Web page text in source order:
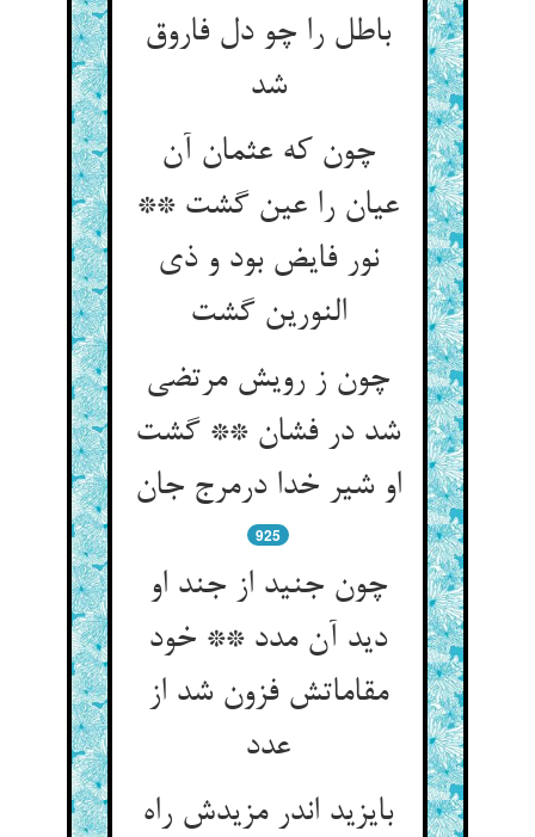
باطل را چو دل فاروق
شد
چون که عثمان آن
عیان را عین گشت **
نور فایض بود و ذی
النورین گشت‏
چون ز رویش مرتضی
شد در فشان ** گشت
او شیر خدا درمرج جان‏
925
چون جنید از جند او
دید آن مدد ** خود
مقاماتش فزون شد از
عدد
بایزید اندر مزیدش راه